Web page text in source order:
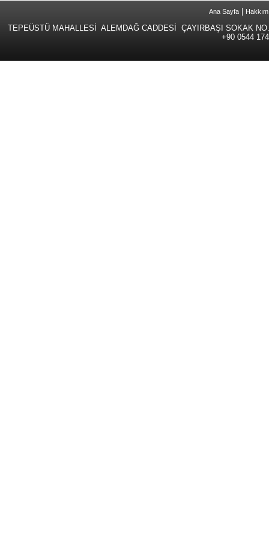
Ana Sayfa
TEPEÜSTÜ MAHALLESİ ALEMDAĞ CADDESİ ÇAYIRBAŞI SOKAK
+90 0544